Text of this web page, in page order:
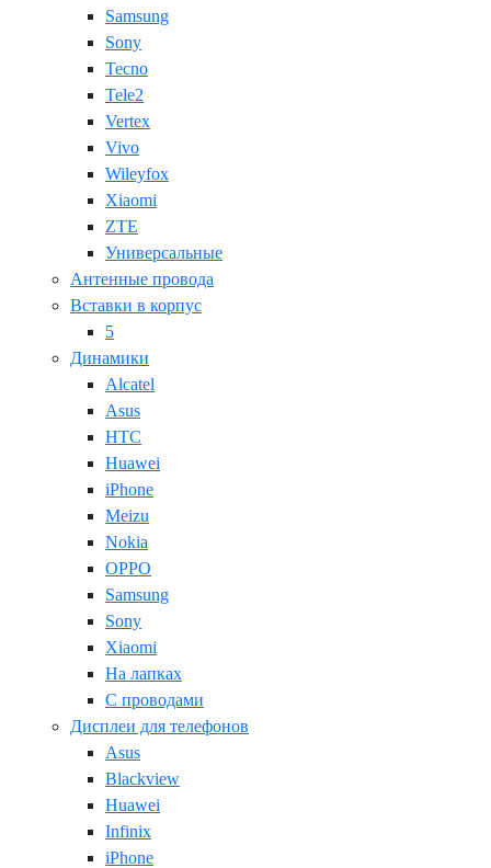
Samsung
Sony
Tecno
Tele2
Vertex
Vivo
Wileyfox
Xiaomi
ZTE
Универсальные
Антенные провода
Вставки в корпус
5
Динамики
Alcatel
Asus
HTC
Huawei
iPhone
Meizu
Nokia
OPPO
Samsung
Sony
Xiaomi
На лапках
С проводами
Дисплеи для телефонов
Asus
Blackview
Huawei
Infinix
iPhone